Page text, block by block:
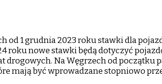
od 1 grudnia 2023 roku stawki dla
nowe stawki będą dotyczyć
Na Węgrzech od
mają być wprowadzane stopniowo